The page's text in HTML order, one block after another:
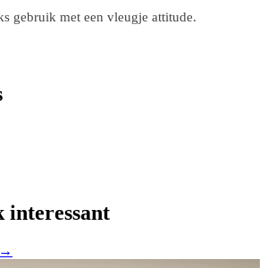
gebruik met een vleugje attitude.
interessant